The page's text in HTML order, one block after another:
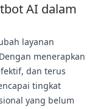
AI dalam
layanan
menerapkan
dan terus
tingkat
yang belum